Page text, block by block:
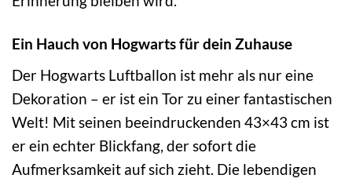
Ein Hauch von Hogwarts für dein Zuhause
Der Hogwarts Luftballon ist mehr als nur eine
Dekoration – er ist ein Tor zu einer fantastischen
Welt! Mit seinen beeindruckenden 43×43 cm ist
er ein echter Blickfang, der sofort die
Aufmerksamkeit auf sich zieht. Die lebendigen